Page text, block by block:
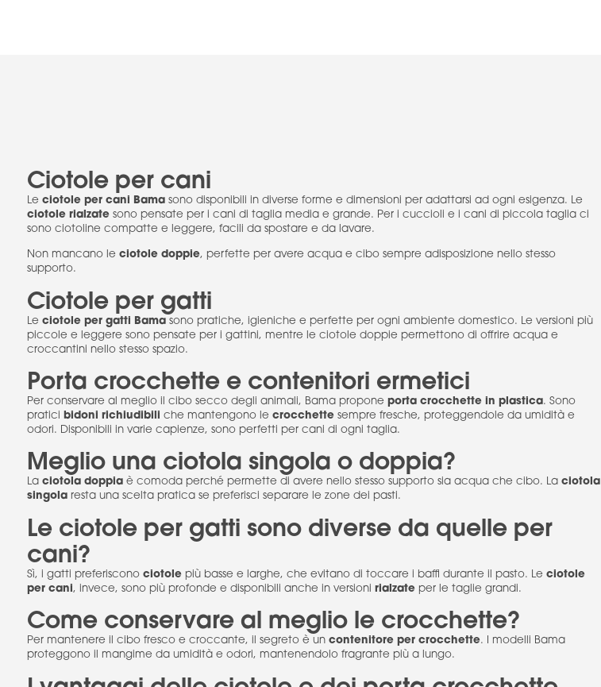
Ciotole per cani
Le ciotole per cani Bamasono disponibili in diverse forme e dimensioni per adattarsi ad ogni esigenza. Le
ciotole rialzatesono pensate per i cani di taglia media e grande. Per i cuccioli e i cani di piccola taglia ci
sono ciotoline compatte e leggere, facili da spostare e da lavare.
Non mancano le ciotole doppie, perfette per avere acqua e cibo sempre adisposizione nello stesso
supporto.
Ciotole per gatti
Le ciotole per gatti Bamasono pratiche, igieniche e perfette per ogni ambiente domestico. Le versioni più
piccole e leggere sono pensate per i gattini, mentre le ciotole doppie permettono di offrire acqua e
croccantini nello stesso spazio.
Porta crocchette e contenitori ermetici
Per conservare al meglio il cibo secco degli animali, Bama propone porta crocchette in plastica. Sono
pratici bidoni richiudibili che mantengono le crocchettesempre fresche, proteggendole da umidità e
odori. Disponibili in varie capienze, sono perfetti per cani di ogni taglia.
Meglio una ciotola singola o doppia?
La ciotola doppiaè comoda perché permette di avere nello stesso supporto sia acqua che cibo. La ciotola
singolaresta una scelta pratica se preferisci separare le zone dei pasti.
Le ciotole per gatti sono diverse da quelle per
cani?
Sì, i gatti preferiscono ciotolepiù basse e larghe, che evitano di toccare i baffi durante il pasto. Le ciotole
per cani, invece, sono più profonde e disponibili anche in versioni rialzateper le taglie grandi.
Come conservare al meglio le crocchette?
Per mantenere il cibo fresco e croccante, il segreto è un contenitore per crocchette. I modelli Bama
proteggono il mangime da umidità e odori, mantenendolo fragrante più a lungo.